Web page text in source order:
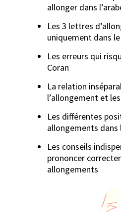
allonger dans
Les 3 lettres
uniquement dans
Les erreurs qui
Coran
La relation
l’allongement et
Les différentes
allongements dans
Les conseils
prononcer
allongements